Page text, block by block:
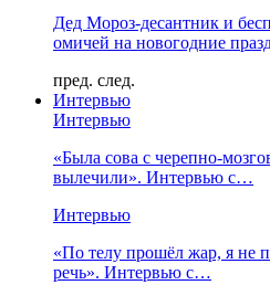
Дед Мороз-десантник и
омичей на новогодние
пред. след.
Интервью
Интервью
«Была сова с черепно-
вылечили». Интервью с…
Интервью
«По телу прошёл жар, я не
речь». Интервью с…